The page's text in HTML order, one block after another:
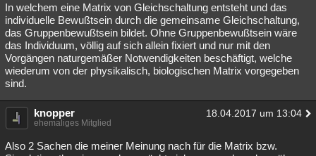
In welchem eine Matrix von Gleichschaltung entsteht und das
individuelle Bewußtsein durch die gemeinsame Gleichschaltung,
das Gruppenbewußtsein bildet. Ohne Gruppenbewußtsein wäre
das Individuum, völlig auf sich allein fixiert und nur mit den
Vorgängen naturgemäßer Notwendigkeiten beschäftigt, welche
wiederum von der physikalisch, biologischen Matrix vorgegeben
sind.
knopper 18.04.2017 um 13:04
ehemaliges Mitglied
Also 2 Sachen die meiner Meinung nach für die Matrix bzw.